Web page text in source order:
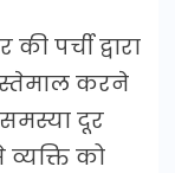
पर्ची द्वारा
करने
दूर
को